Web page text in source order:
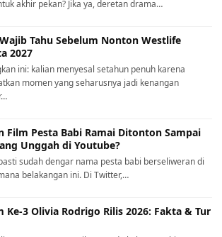
akhir pekan? Jika ya, deretan drama…
Tahu Sebelum Nonton Westlife
2027
ini: kalian menyesal setahun penuh karena
momen yang seharusnya jadi kenangan
Film Pesta Babi Ramai Ditonton Sampai
Unggah di Youtube?
sudah dengar nama pesta babi berseliweran di
belakangan ini. Di Twitter,…
Ke-3 Olivia Rodrigo Rilis 2026: Fakta & Tur